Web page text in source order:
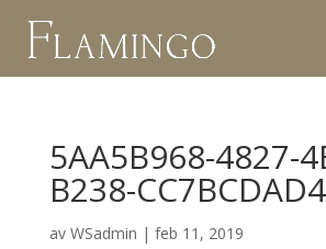
5AA5B968-4827-
B238-
av WSadmin | feb 11, 2019